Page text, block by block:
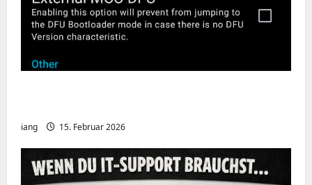
iang 15. Februar 2026